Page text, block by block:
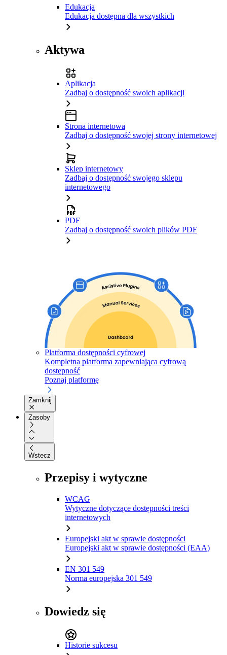
Edukacja
Edukacja dostępna dla wszystkich
Aktywa
Aplikacja
Zadbaj o dostępność swoich aplikacji
Strona internetowa
Zadbaj o dostępność swojej strony internetowej
Sklep internetowy
Zadbaj o dostępność swojego sklepu
internetowego
PDF
Zadbaj o dostępność swoich plików PDF
Platforma dostępności cyfrowej
Kompletna platforma zapewniająca cyfrową
dostępność
Poznaj platformę
Zamknij
Zasoby
Wstecz
Przepisy i wytyczne
WCAG
Wytyczne dotyczące dostępności treści
internetowych
Europejski akt w sprawie dostępności
Europejski akt w sprawie dostępności (EAA)
EN 301 549
Norma europejska 301 549
Dowiedz się
Historie sukcesu